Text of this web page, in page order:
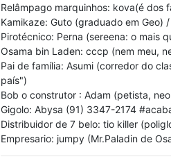
Relâmpago marquinhos: kova(é dos
Kamikaze: Guto (graduado em Geo)
Pirotécnico: Perna (sereena: o mais
Osama bin Laden: cccp (nem meu,
Pai de família: Asumi (corredor do
país")
Bob o construtor : Adam (petista,
Gigolo: Abysa (91) 3347-2174
Distribuidor de 7 belo: tio killer
Empresario: jumpy (Mr.Paladin de